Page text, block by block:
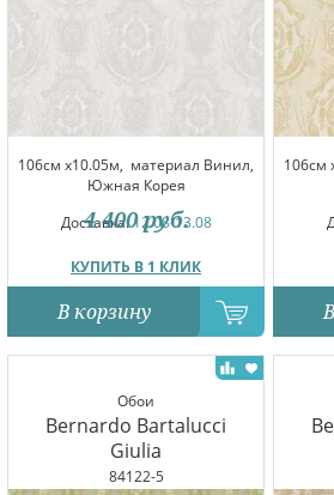
106см x10.05м, материал Винил,
Южная Корея
Доставка:12.08-13.08
КУПИТЬ В 1 КЛИК
4 400 руб.
В корзину
106см
Обои
Bernardo Bartalucci
Giulia
84122-5